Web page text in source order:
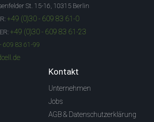
St. 15-16, 10315 Berlin
+49 (0)30 - 609 83 61-0
+49 (0)30 - 609 83 61-23
609 83 61-99
Kontakt
Unternehmen
Jobs
AGB & Datenschutzerklärung